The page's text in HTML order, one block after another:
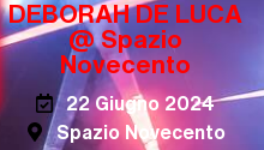
DEBORAH DE LUCA
@ Spazio
Novecento
22 Giugno 2024
Spazio Novecento